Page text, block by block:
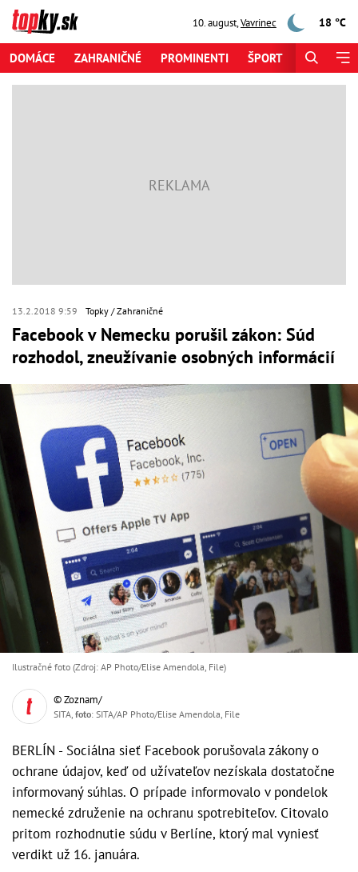
10. august,Vavrinec 18 °C
DOMÁCE ZAHRANIČNÉ PROMINENTI ŠPORT
13.2.2018 9:59 Topky Zahraničné
Facebook v Nemecku porušil zákon: Súd
rozhodol, zneužívanie osobných informácií
Ilustračné foto (Zdroj: AP Photo/Elise Amendola, File)
© Zoznam/
SITA, foto: SITA/AP Photo/Elise Amendola, File
BERLÍN - Sociálna sieť Facebook porušovala zákony o
ochrane údajov, keď od užívateľov nezískala dostatočne
informovaný súhlas. O prípade informovalo v pondelok
nemecké združenie na ochranu spotrebiteľov. Citovalo
pritom rozhodnutie súdu v Berlíne, ktorý mal vyniesť
verdikt už 16. januára.